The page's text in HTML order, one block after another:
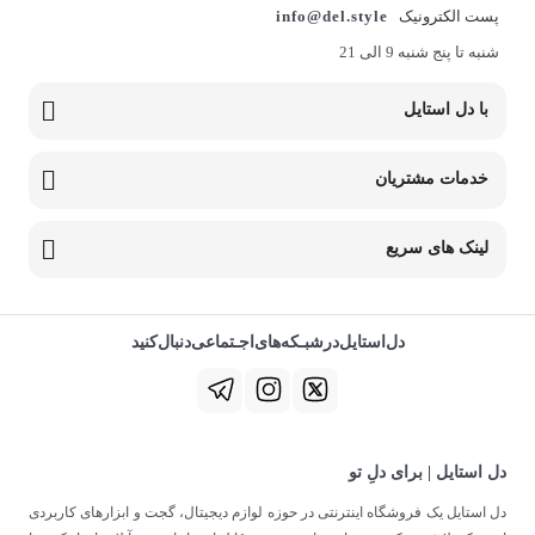
پست الکترونیک
info@del.style
شنبه تا پنج شنبه 9 الی 21
با دل استایل
خدمات مشتریان
لینک های سریع
دل‌استایل‌در‌‌شبـکه‌های‌اجـتماعی‌دنبال‌کنید
دل استایل | برای دلِ تو
دل استایل یک فروشگاه اینترنتی در حوزه لوازم دیجیتال، گجت و ابزارهای کاربردی